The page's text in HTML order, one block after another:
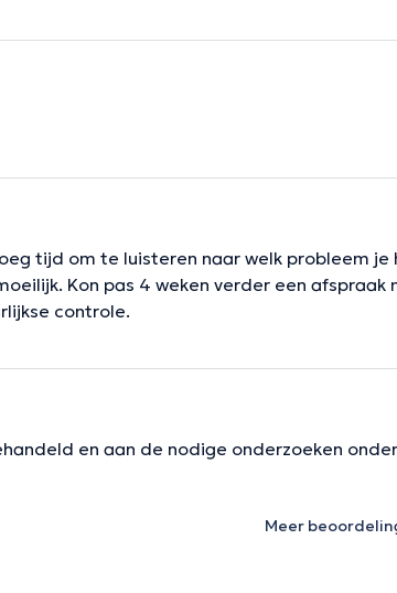
tijd om te luisteren naar welk probleem je
Kon pas 4 weken verder een afspraak
controle.
en aan de nodige onderzoeken
Meer